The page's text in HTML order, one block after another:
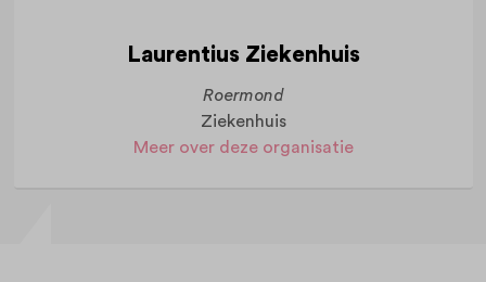
Laurentius Ziekenhuis
Roermond
Ziekenhuis
Meer over deze organisatie